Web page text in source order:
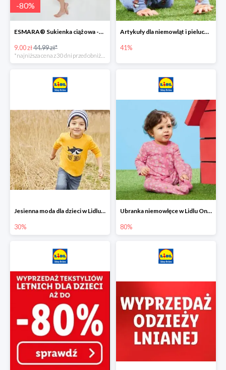
-80%
ESMARA® Sukienka ciążowa -79%
9.00 zł44.99 zł*
Artykuły dla niemowląt i pieluchy w Lidlu Online do -41%
41%
Jesienna moda dla dzieci w Lidlu Online do -30%
30%
Ubranka niemowlęce w Lidlu Online do -80%
80%